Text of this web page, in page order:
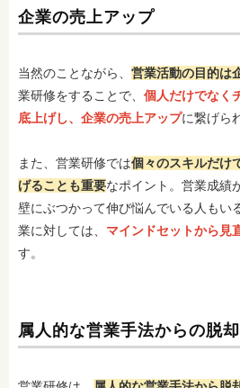
企業の売上アップ
当然のことながら、 営業活動の目的は
業研修をすることで、 個人だけでなく
底上げし、企業の売上アップに繋げら
また、営業研修では個々のスキルだけ
げることも重要なポイント。営業成績
壁にぶつかって伸び悩んでいる人もい
業に対しては、 マインドセットから見
す。
属人的な営業手法からの脱却